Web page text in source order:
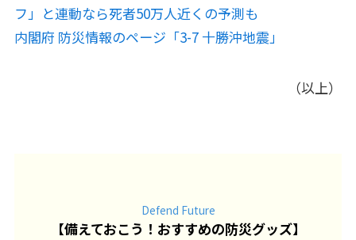
フ」と連動なら死者50万人近くの予測も
内閣府 防災情報のページ「3-7 十勝沖地震」
（以上）
Defend Future
【備えておこう！おすすめの防災グッズ】